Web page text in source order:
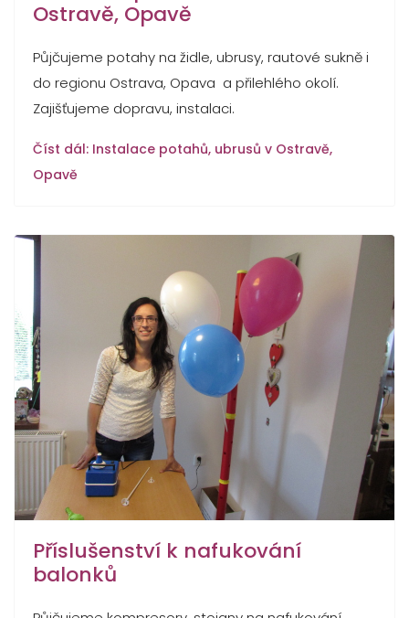
Ostravě, Opavě
Půjčujeme potahy na židle, ubrusy, rautové sukně i
do regionu Ostrava, Opava a přilehlého okolí.
Zajišťujeme dopravu, instalaci.
Číst dál: Instalace potahů, ubrusů v Ostravě,
Opavě
Příslušenství k nafukování
balonků